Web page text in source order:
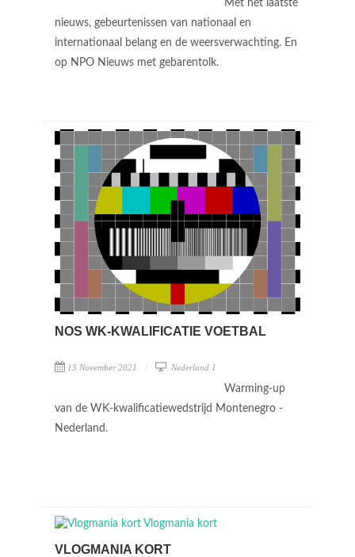
Met het laatste
nieuws, gebeurtenissen van nationaal en
internationaal belang en de weersverwachting. En
op NPO Nieuws met gebarentolk.
NOS WK-KWALIFICATIE VOETBAL
13 November 2021 Nederland 1
Warming-up
van de WK-kwalificatiewedstrijd Montenegro -
Nederland.
VLOGMANIA KORT